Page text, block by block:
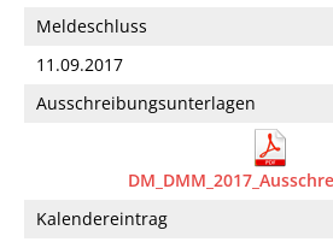
Meldeschluss
11.09.2017
Ausschreibungsunterlagen
Kalendereintrag